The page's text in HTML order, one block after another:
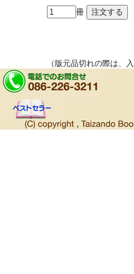
冊
（版元品切れの際は、